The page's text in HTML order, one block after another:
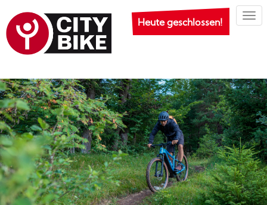
Heute geschlossen!